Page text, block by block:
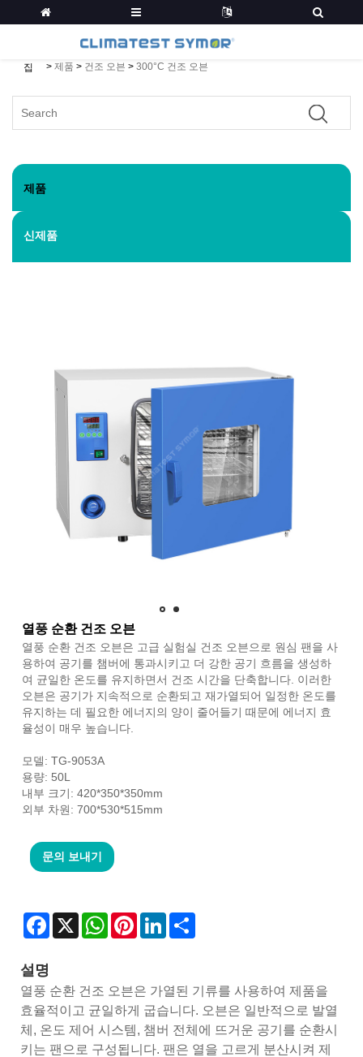
집 > 제품 > 건조 오븐 > 300°C 건조 오븐
제품
신제품
열풍 순환 건조 오븐
열풍 순환 건조 오븐은 고급 실험실 건조 오븐으로 원심 팬을 사
용하여 공기를 챔버에 통과시키고 더 강한 공기 흐름을 생성하
여 균일한 온도를 유지하면서 건조 시간을 단축합니다. 이러한
오븐은 공기가 지속적으로 순환되고 재가열되어 일정한 온도를
유지하는 데 필요한 에너지의 양이 줄어들기 때문에 에너지 효
율성이 매우 높습니다.
모델: TG-9053A
용량: 50L
내부 크기: 420*350*350mm
외부 차원: 700*530*515mm
문의 보내기
Facebook
X WhatsAppPinterestLinkedIn
설명
열풍 순환 건조 오븐은 가열된 기류를 사용하여 제품을
효율적이고 균일하게 굽습니다. 오븐은 일반적으로 발열
체, 온도 제어 시스템, 챔버 전체에 뜨거운 공기를 순환시
키는 팬으로 구성됩니다. 팬은 열을 고르게 분산시켜 제